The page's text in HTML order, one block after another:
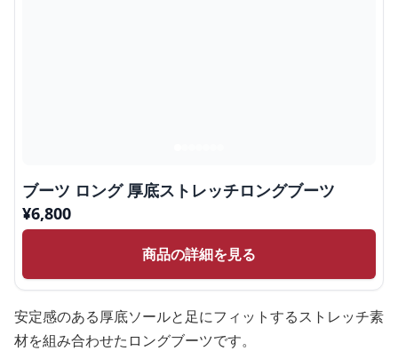
ブーツ ロング 厚底ストレッチロングブーツ
¥6,800
商品の詳細を見る
安定感のある厚底ソールと足にフィットするストレッチ素
材を組み合わせたロングブーツです。